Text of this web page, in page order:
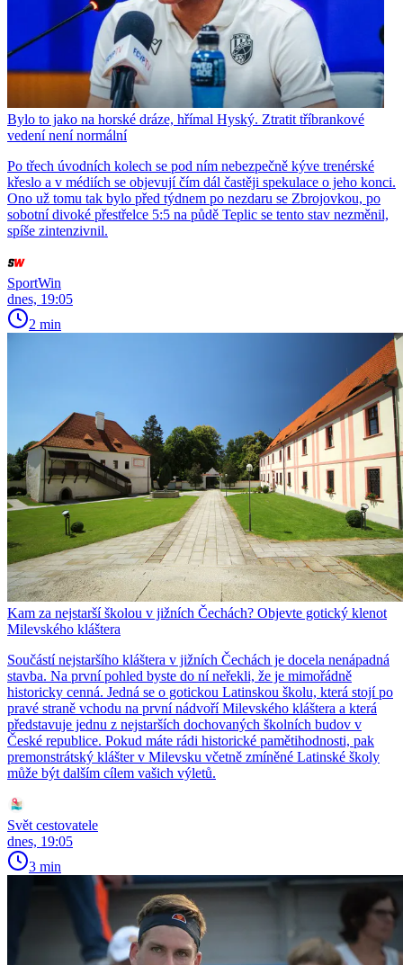
Bylo to jako na horské dráze, hřímal Hyský. Ztratit tříbrankové
vedení není normální
Po třech úvodních kolech se pod ním nebezpečně kýve trenérské
křeslo a v médiích se objevují čím dál častěji spekulace o jeho konci.
Ono už tomu tak bylo před týdnem po nezdaru se Zbrojovkou, po
sobotní divoké přestřelce 5:5 na půdě Teplic se tento stav nezměnil,
spíše zintenzivnil.
SportWin
dnes, 19:05
2 min
Kam za nejstarší školou v jižních Čechách? Objevte gotický klenot
Milevského kláštera
Součástí nejstaršího kláštera v jižních Čechách je docela nenápadná
stavba. Na první pohled byste do ní neřekli, že je mimořádně
historicky cenná. Jedná se o gotickou Latinskou školu, která stojí po
pravé straně vchodu na první nádvoří Milevského kláštera a která
představuje jednu z nejstarších dochovaných školních budov v
České republice. Pokud máte rádi historické pamětihodnosti, pak
premonstrátský klášter v Milevsku včetně zmíněné Latinské školy
může být dalším cílem vašich výletů.
Svět cestovatele
dnes, 19:05
3 min